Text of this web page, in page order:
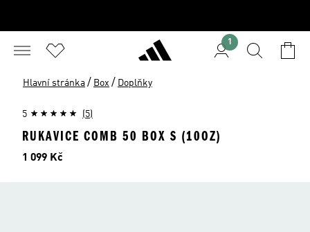
1
Hlavní stránka / Box / Doplňky
5 (5)
RUKAVICE COMB 50 BOX S (10OZ)
Cena
1 099 Kč